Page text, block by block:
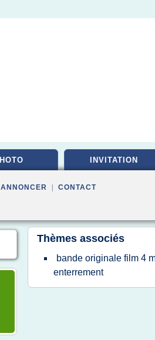
INVITATION
ANNONCER CONTACT
Thèmes associés
bande originale film 4
enterrement